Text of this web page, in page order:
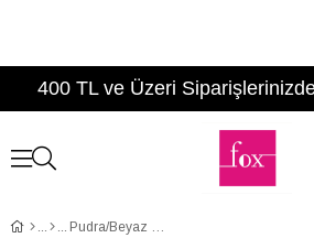
400 TL ve Üzeri
Pudra/Beyaz Kadın Sneakers D592410102